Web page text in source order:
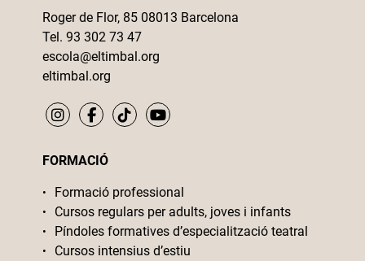
Roger de Flor, 85 08013 Barcelona
Tel. 93 302 73 47
escola@eltimbal.org
eltimbal.org
FORMACIÓ
Formació professional
Cursos regulars per adults, joves i infants
Píndoles formatives d’especialització teatral
Cursos intensius d’estiu